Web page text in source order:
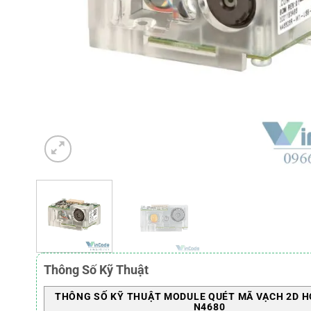
Thông Số Kỹ Thuật
THÔNG SỐ KỸ THUẬT MODULE QUÉT MÃ VẠCH 2D
N4680